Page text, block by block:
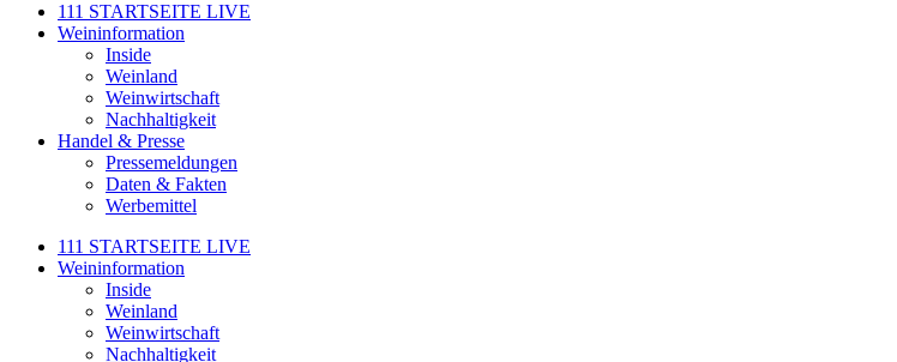
111 STARTSEITE LIVE
Weininformation
Inside
Weinland
Weinwirtschaft
Nachhaltigkeit
Handel & Presse
Pressemeldungen
Daten & Fakten
Werbemittel
111 STARTSEITE LIVE
Weininformation
Inside
Weinland
Weinwirtschaft
Nachhaltigkeit